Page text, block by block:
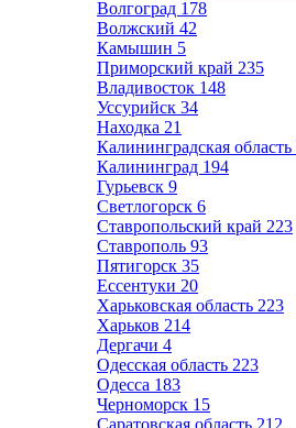
Волгоград 178
Волжский 42
Камышин 5
Приморский край 235
Владивосток 148
Уссурийск 34
Находка 21
Калининградская область
Калининград 194
Гурьевск 9
Светлогорск 6
Ставропольский край 223
Ставрополь 93
Пятигорск 35
Ессентуки 20
Харьковская область 223
Харьков 214
Дергачи 4
Одесская область 223
Одесса 183
Черноморск 15
Саратовская область 212